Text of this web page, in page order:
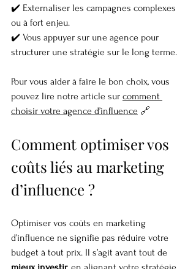
✔️ Externaliser les campagnes complexes
ou à fort enjeu.
✔️ Vous appuyer sur une agence pour
structurer une stratégie sur le long terme.
Pour vous aider à faire le bon choix, vous
pouvez lire notre article sur comment
choisir votre agence d’influence 🔗
Comment optimiser vos
coûts liés au marketing
d’influence ?
Optimiser vos coûts en marketing
d’influence ne signifie pas réduire votre
budget à tout prix. Il s’agit avant tout de